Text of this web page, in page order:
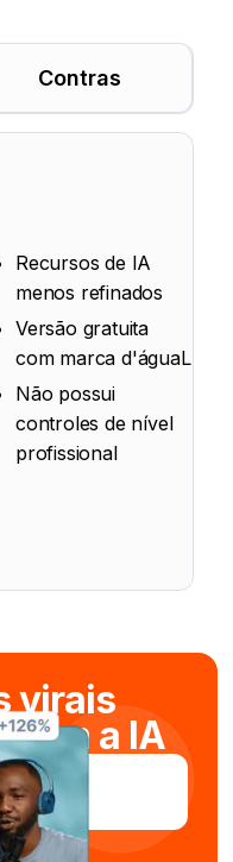
Contras
Recursos de IA
menos refinados
Versão gratuita
com marca d'águaL
Não possui
controles de nível
profissional
virais
com a IA